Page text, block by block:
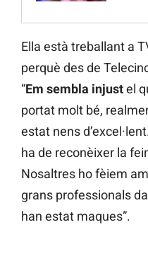
Ella està treballant a
perquè des de
“Em sembla injustel
portat molt bé,
estat nens
ha de reconèixer la
Nosaltres ho fèiem
grans professionals
han estat maques”.